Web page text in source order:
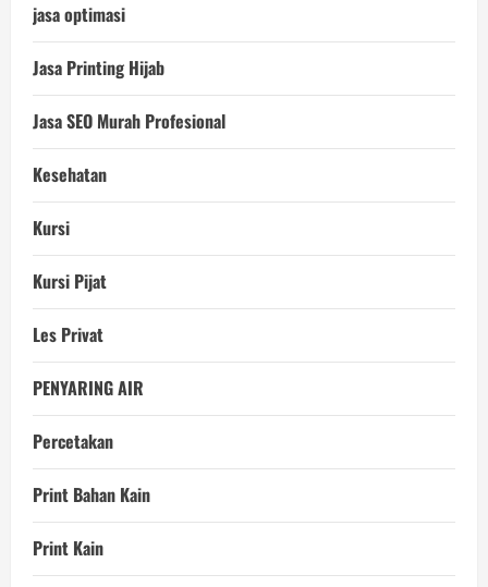
jasa optimasi
Jasa Printing Hijab
Jasa SEO Murah Profesional
Kesehatan
Kursi
Kursi Pijat
Les Privat
PENYARING AIR
Percetakan
Print Bahan Kain
Print Kain